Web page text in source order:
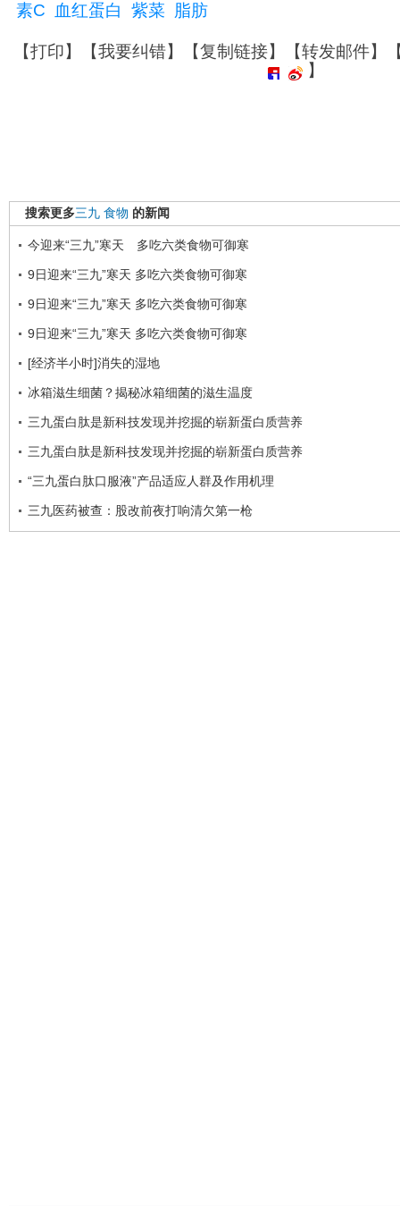
素C
血红蛋白 紫菜 脂肪
【打印】【我要纠错】【复制链接】【转发邮件】
】
搜索更多三九 食物 的新闻
今迎来“三九”寒天 多吃六类食物可御寒
9日迎来“三九”寒天 多吃六类食物可御寒
9日迎来“三九”寒天 多吃六类食物可御寒
9日迎来“三九”寒天 多吃六类食物可御寒
[经济半小时]消失的湿地
冰箱滋生细菌？揭秘冰箱细菌的滋生温度
三九蛋白肽是新科技发现并挖掘的崭新蛋白质营养
三九蛋白肽是新科技发现并挖掘的崭新蛋白质营养
“三九蛋白肽口服液”产品适应人群及作用机理
三九医药被查：股改前夜打响清欠第一枪